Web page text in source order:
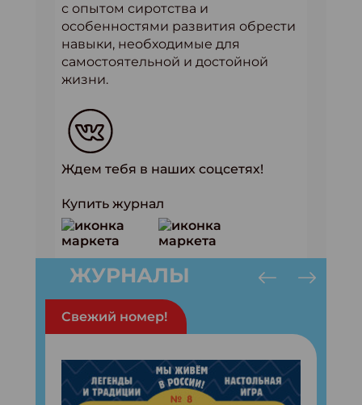
с опытом сиротства и
особенностями развития обрести
навыки, необходимые для
самостоятельной и достойной
жизни.
Ждем тебя в наших соцсетях!
Купить журнал
ЖУРНАЛЫ
Свежий номер!